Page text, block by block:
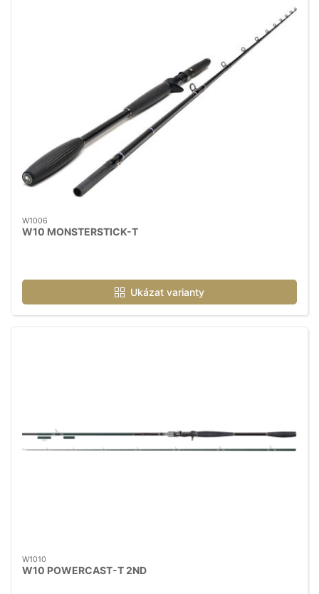
W1006
W10 MONSTERSTICK-T
Ukázat varianty
W1010
W10 POWERCAST-T 2ND